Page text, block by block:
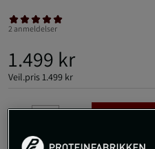
2 anmeldelser
1.499 kr
Veil.pris 1.499 kr